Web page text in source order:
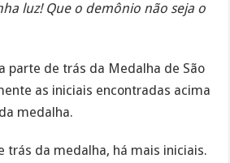
luz! Que o demônio não seja o
parte de trás da Medalha de São
as iniciais encontradas acima
medalha.
trás da medalha, há mais iniciais.